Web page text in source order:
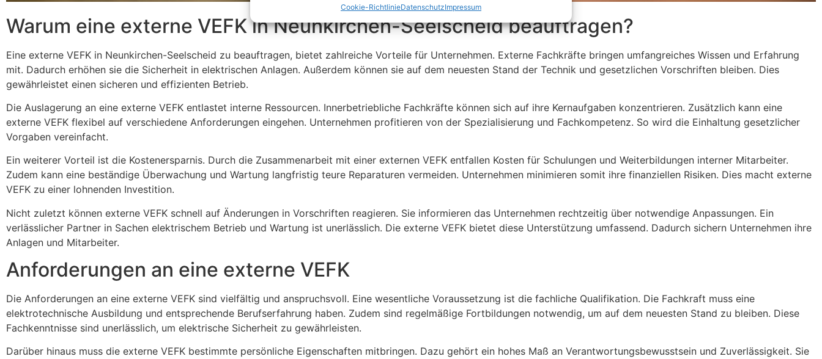
Cookie-RichtlinieDatenschutzImpressum
Warum eine externe VEFK in Neunkirchen-Seelscheid beauftragen?
Eine externe VEFK in Neunkirchen-Seelscheid zu beauftragen, bietet zahlreiche Vorteile für Unternehmen. Externe Fachkräfte bringen umfangreiches Wissen und Erfahrung
mit. Dadurch erhöhen sie die Sicherheit in elektrischen Anlagen. Außerdem können sie auf dem neuesten Stand der Technik und gesetzlichen Vorschriften bleiben. Dies
gewährleistet einen sicheren und effizienten Betrieb.
Die Auslagerung an eine externe VEFK entlastet interne Ressourcen. Innerbetriebliche Fachkräfte können sich auf ihre Kernaufgaben konzentrieren. Zusätzlich kann eine
externe VEFK flexibel auf verschiedene Anforderungen eingehen. Unternehmen profitieren von der Spezialisierung und Fachkompetenz. So wird die Einhaltung gesetzlicher
Vorgaben vereinfacht.
Ein weiterer Vorteil ist die Kostenersparnis. Durch die Zusammenarbeit mit einer externen VEFK entfallen Kosten für Schulungen und Weiterbildungen interner Mitarbeiter.
Zudem kann eine beständige Überwachung und Wartung langfristig teure Reparaturen vermeiden. Unternehmen minimieren somit ihre finanziellen Risiken. Dies macht externe
VEFK zu einer lohnenden Investition.
Nicht zuletzt können externe VEFK schnell auf Änderungen in Vorschriften reagieren. Sie informieren das Unternehmen rechtzeitig über notwendige Anpassungen. Ein
verlässlicher Partner in Sachen elektrischem Betrieb und Wartung ist unerlässlich. Die externe VEFK bietet diese Unterstützung umfassend. Dadurch sichern Unternehmen ihre
Anlagen und Mitarbeiter.
Anforderungen an eine externe VEFK
Die Anforderungen an eine externe VEFK sind vielfältig und anspruchsvoll. Eine wesentliche Voraussetzung ist die fachliche Qualifikation. Die Fachkraft muss eine
elektrotechnische Ausbildung und entsprechende Berufserfahrung haben. Zudem sind regelmäßige Fortbildungen notwendig, um auf dem neuesten Stand zu bleiben. Diese
Fachkenntnisse sind unerlässlich, um elektrische Sicherheit zu gewährleisten.
Darüber hinaus muss die externe VEFK bestimmte persönliche Eigenschaften mitbringen. Dazu gehört ein hohes Maß an Verantwortungsbewusstsein und Zuverlässigkeit. Sie